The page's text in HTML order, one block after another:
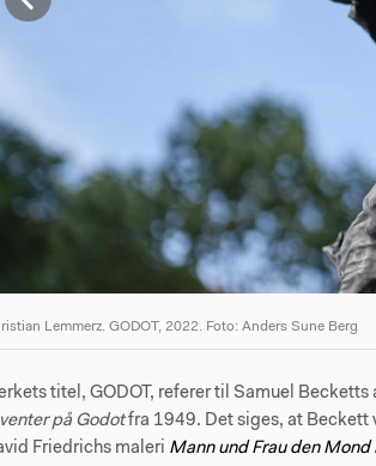
Lemmerz. GODOT, 2022. Foto: Anders Sune Berg
titel, GODOT, referer til Samuel Becketts
på Godotfra 1949. Det siges, at Beckett
Friedrichs maleri Mann und Frau den